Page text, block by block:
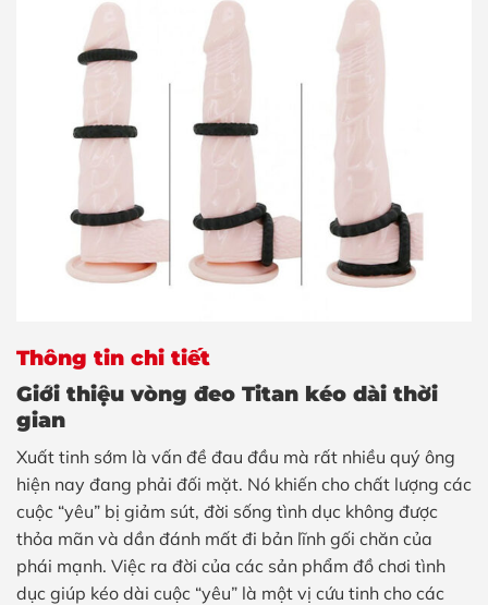
Thông tin chi tiết
Giới thiệu vòng đeo Titan kéo dài thời
gian
Xuất tinh sớm là vấn đề đau đầu mà rất nhiều quý ông
hiện nay đang phải đối mặt. Nó khiến cho chất lượng các
cuộc “yêu” bị giảm sút, đời sống tình dục không được
thỏa mãn và dần đánh mất đi bản lĩnh gối chăn của
phái mạnh. Việc ra đời của các sản phẩm đồ chơi tình
dục giúp kéo dài cuộc “yêu” là một vị cứu tinh cho các